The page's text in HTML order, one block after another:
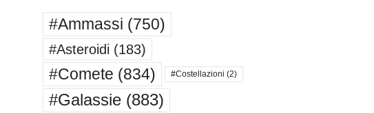
#Ammassi (750)
#Asteroidi (183)
#Comete (834) #Costellazioni (2)
#Galassie(883)